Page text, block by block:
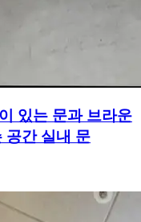
있는 문과 브라운
공간 실내 문